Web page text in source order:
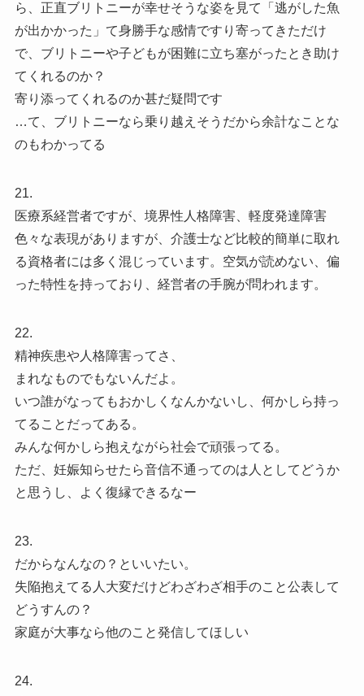
ら、正直ブリトニーが幸せそうな姿を見て「逃がした魚
が出かかった」て身勝手な感情ですり寄ってきただけ
で、ブリトニーや子どもが困難に立ち塞がったとき助け
てくれるのか？
寄り添ってくれるのか甚だ疑問です
…て、ブリトニーなら乗り越えそうだから余計なことな
のもわかってる
21.
医療系経営者ですが、境界性人格障害、軽度発達障害
色々な表現がありますが、介護士など比較的簡単に取れ
る資格者には多く混じっています。空気が読めない、偏
った特性を持っており、経営者の手腕が問われます。
22.
精神疾患や人格障害ってさ、
まれなものでもないんだよ。
いつ誰がなってもおかしくなんかないし、何かしら持っ
てることだってある。
みんな何かしら抱えながら社会で頑張ってる。
ただ、妊娠知らせたら音信不通ってのは人としてどうか
と思うし、よく復縁できるなー
23.
だからなんなの？といいたい。
失陥抱えてる人大変だけどわざわざ相手のこと公表して
どうすんの？
家庭が大事なら他のこと発信してほしい
24.